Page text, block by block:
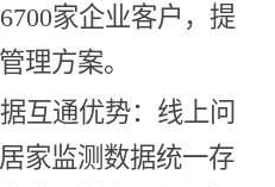
家企业客户，提
理方案。
互通优势：线上问
家监测数据统一存